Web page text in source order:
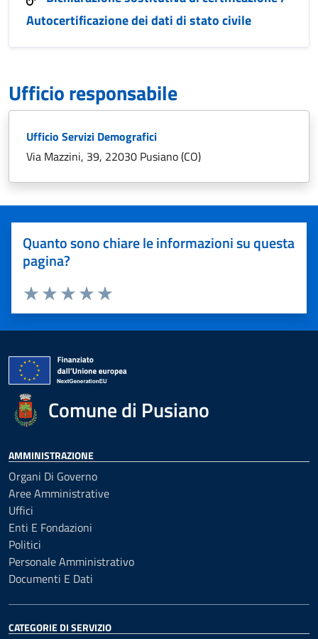
Autocertificazione dei dati di stato civile
Ufficio responsabile
Ufficio Servizi Demografici
Via Mazzini, 39, 22030 Pusiano (CO)
Quanto sono chiare le informazioni su questa
pagina?
Valuta 5 stelle su 5
Valuta 4 stelle su 5
Valuta 3 stelle su 5
Valuta 2 stelle su 5
Valuta 1 stelle su 5
Comune di Pusiano
AMMINISTRAZIONE
Organi Di Governo
Aree Amministrative
Uffici
Enti E Fondazioni
Politici
Personale Amministrativo
Documenti E Dati
CATEGORIE DI SERVIZIO